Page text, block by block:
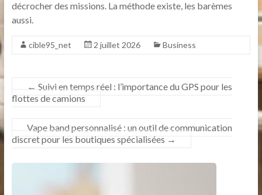
décrocher des missions. La méthode existe, les barèmes
aussi.
cible95_net 2 juillet 2026 Business
← Suivi en temps réel : l’importance du GPS pour les
flottes de camions
Vape band personnalisé : un outil de communication
discret pour les boutiques spécialisées →